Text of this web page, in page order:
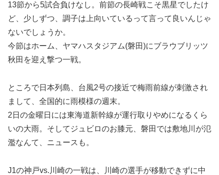
13節から5試合負けなし。前節の長崎戦こそ黒星でしたけ
ど、少しずつ、調子は上向いているって言って良いんじゃ
ないでしょうか。
今節はホーム、ヤマハスタジアム(磐田)にブラウブリッツ
秋田を迎え撃つ一戦。
ところで日本列島、台風2号の接近で梅雨前線が刺激され
まして、全国的に雨模様の週末。
2日の金曜日には東海道新幹線が運行取りやめになるくら
いの大雨。そしてジュビロのお膝元、磐田では敷地川が氾
濫なんて、ニュースも。
J1の神戸vs.川崎の一戦は、川崎の選手が移動できずに中